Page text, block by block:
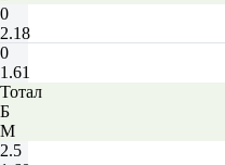
0
2.18
0
1.61
Тотал
Б
М
2.5